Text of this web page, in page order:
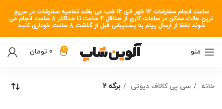
ساعت انجام سفارشات 12 ظهر الئ 12 شب می باشد تمامیه سفارشات در سریع
ترین حالت ممکن در ساعات کاری از حداقل 2 ساعت تا حداکثر 8 ساعت انجام می
شوند لطفا از ارسال پیام به پشتیبانی قبل از گذشت 8 ساعت خوداری کنید
منو 0
0 تومان
خانه سی پی کالاف دیوتی برگه 2